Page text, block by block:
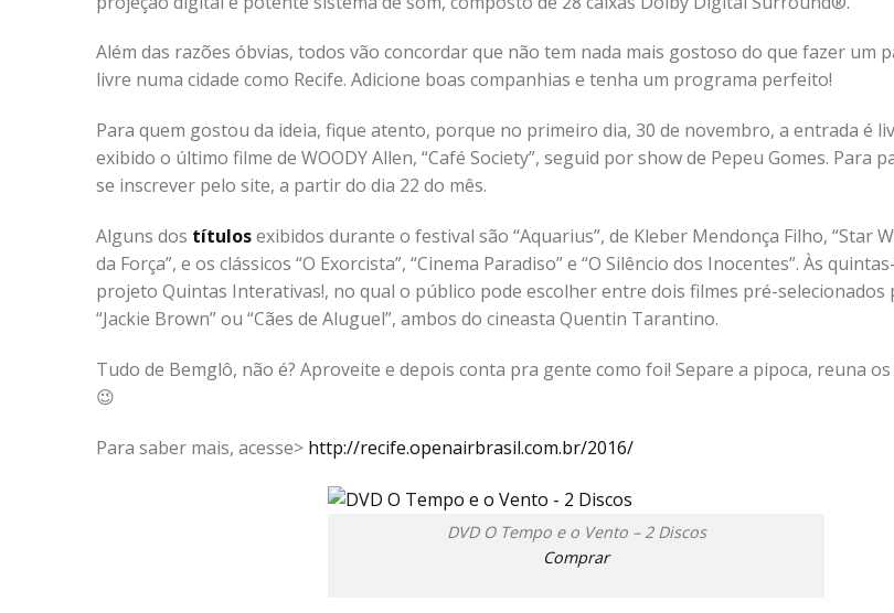
Além das razões óbvias, todos vão concordar que não tem nada mais gostoso do que fazer um
livre numa cidade como Recife. Adicione boas companhias e tenha um programa perfeito!
Para quem gostou da ideia, fique atento, porque no primeiro dia, 30 de novembro, a entrada é
exibido o último filme de WOODY Allen, “Café Society”, seguid por show de Pepeu Gomes. Para
se inscrever pelo site, a partir do dia 22 do mês.
Alguns dos títulosexibidos durante o festival são “Aquarius”, de Kleber Mendonça Filho, “Star
da Força”, e os clássicos “O Exorcista”, “Cinema Paradiso” e “O Silêncio dos Inocentes”. Às
projeto Quintas Interativas!, no qual o público pode escolher entre dois filmes pré-selecionados
“Jackie Brown” ou “Cães de Aluguel”, ambos do cineasta Quentin Tarantino.
Tudo de Bemglô, não é? Aproveite e depois conta pra gente como foi! Separe a pipoca, reuna
😉
Para saber mais, acesse> http://recife.openairbrasil.com.br/2016/
DVD O Tempo e o Vento – 2 Discos
Comprar